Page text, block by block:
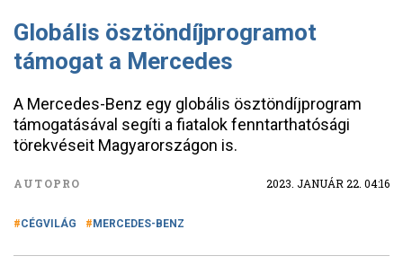
Globális ösztöndíjprogramot
támogat a Mercedes
A Mercedes-Benz egy globális ösztöndíjprogram
támogatásával segíti a fiatalok fenntarthatósági
törekvéseit Magyarországon is.
AUTOPRO 2023. JANUÁR 22. 04:16
CÉGVILÁG MERCEDES-BENZ